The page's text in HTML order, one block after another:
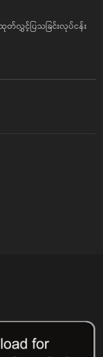
င့်ပြသခြင်းလုပ်ငန်း